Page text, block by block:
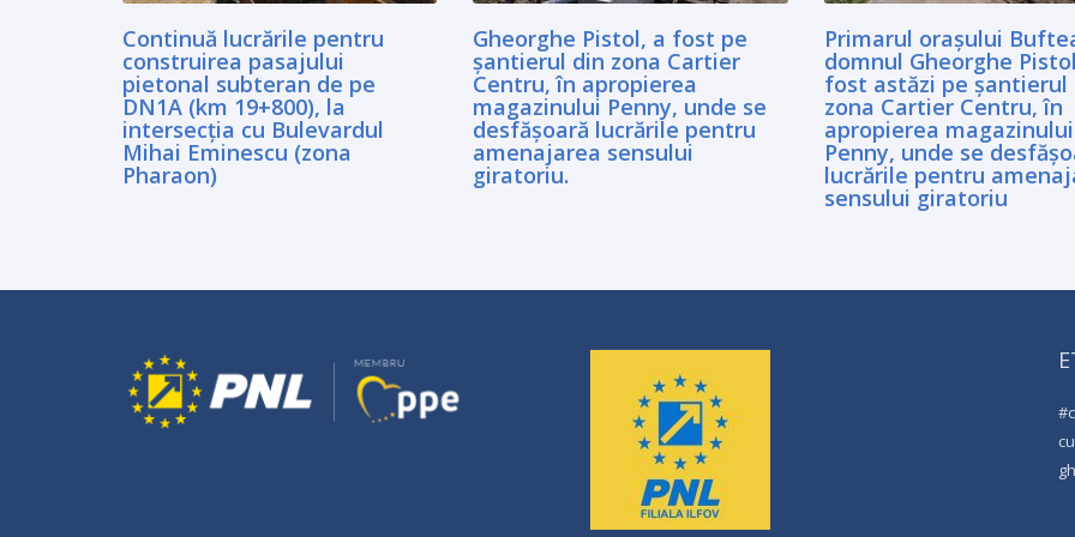
Continuă lucrările pentru
construirea pasajului
pietonal subteran de pe
DN1A (km 19+800), la
intersecția cu Bulevardul
Mihai Eminescu (zona
Pharaon)
Gheorghe Pistol, a fost pe
șantierul din zona Cartier
Centru, în apropierea
magazinului Penny, unde se
desfășoară lucrările pentru
amenajarea sensului
giratoriu.
Primarul orașului
domnul Gheorghe
fost astăzi pe șantierul
zona Cartier Centru, în
apropierea magazinului
Penny, unde se
lucrările pentru
sensului giratoriu